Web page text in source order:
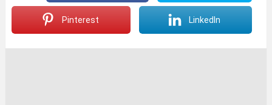
Pinterest LinkedIn